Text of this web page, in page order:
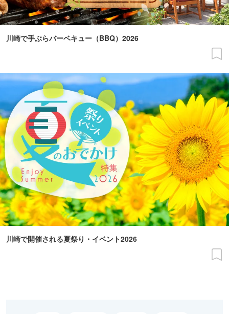
川崎で手ぶらバーベキュー（BBQ）2026
川崎で開催される夏祭り・イベント2026